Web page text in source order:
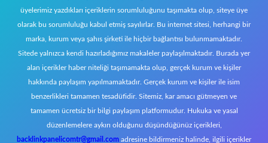
üyelerimiz yazdıkları içeriklerin sorumluluğunu taşımakta olup, siteye üye
olarak bu sorumluluğu kabul etmiş sayılırlar. Bu internet sitesi, herhangi bir
marka, kurum veya şahıs şirketi ile hiçbir bağlantısı bulunmamaktadır.
Sitede yalnızca kendi hazırladığımız makaleler paylaşılmaktadır. Burada yer
alan içerikler haber niteliği taşımamakta olup, gerçek kurum ve kişiler
hakkında paylaşım yapılmamaktadır. Gerçek kurum ve kişiler ile isim
benzerlikleri tamamen tesadüfidir. Sitemiz, kar amacı gütmeyen ve
tamamen ücretsiz bir bilgi paylaşım platformudur. Hukuka ve yasal
düzenlemelere aykırı olduğunu düşündüğünüz içerikleri,
backlinkpanelicomtr@gmail.com adresine bildirmeniz halinde, ilgili içerikler